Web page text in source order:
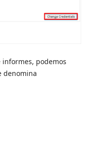
informes, podemos
denomina